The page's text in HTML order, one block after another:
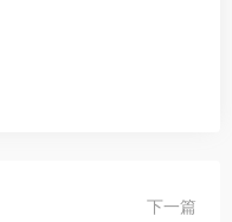
下一篇